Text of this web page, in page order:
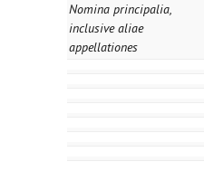
Nomina principalia,
inclusive aliae
appellationes